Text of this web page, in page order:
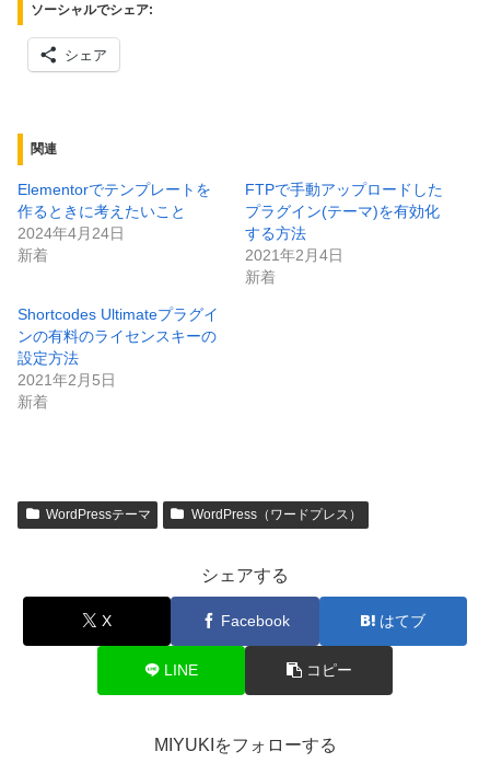
ソーシャルでシェア:
シェア
関連
Elementorでテンプレートを
作るときに考えたいこと
2024年4月24日
新着
FTPで手動アップロードした
プラグイン(テーマ)を有効化
する方法
2021年2月4日
新着
Shortcodes Ultimateプラグイ
ンの有料のライセンスキーの
設定方法
2021年2月5日
新着
WordPressテーマ WordPress（ワードプレス）
シェアする
X Facebook はてブ
LINE コピー
MIYUKIをフォローする